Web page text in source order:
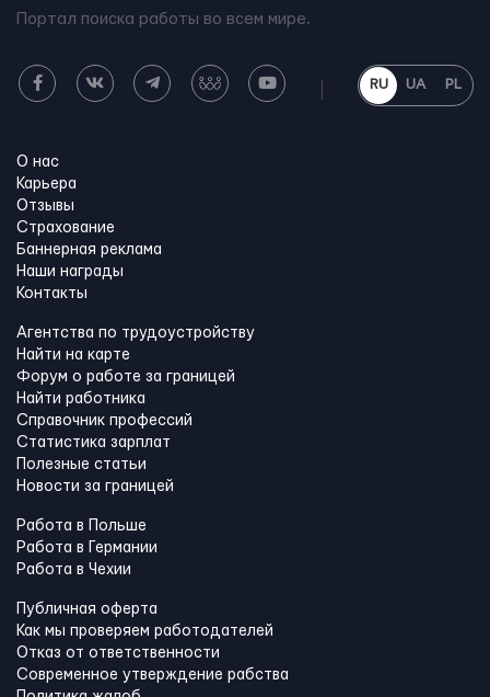
Портал поиска работы во всем мире.
RU UA PL
О нас
Карьера
Отзывы
Страхование
Баннерная реклама
Наши награды
Контакты
Агентства по трудоустройству
Найти на карте
Форум о работе за границей
Найти работника
Справочник профессий
Статистика зарплат
Полезные статьи
Новости за границей
Работа в Польше
Работа в Германии
Работа в Чехии
Публичная оферта
Как мы проверяем работодателей
Отказ от ответственности
Современное утверждение рабства